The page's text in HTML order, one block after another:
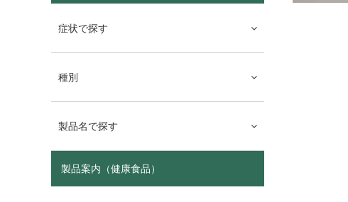
症状で探す
種別
製品名で探す
製品案内（健康食品）